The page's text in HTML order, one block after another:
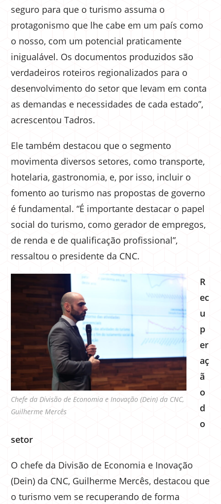
seguro para que o turismo assuma o
protagonismo que lhe cabe em um país como
o nosso, com um potencial praticamente
inigualável. Os documentos produzidos são
verdadeiros roteiros regionalizados para o
desenvolvimento do setor que levam em conta
as demandas e necessidades de cada estado”,
acrescentou Tadros.
Ele também destacou que o segmento
movimenta diversos setores, como transporte,
hotelaria, gastronomia, e, por isso, incluir o
fomento ao turismo nas propostas de governo
é fundamental. “É importante destacar o papel
social do turismo, como gerador de empregos,
de renda e de qualificação profissional”,
ressaltou o presidente da CNC.
Chefe da Divisão de Economia e Inovação (Dein) da CNC,
Guilherme Mercês
R
ec
u
p
er
aç
ã
o
d
o
setor
O chefe da Divisão de Economia e Inovação
(Dein) da CNC, Guilherme Mercês, destacou que
o turismo vem se recuperando de forma